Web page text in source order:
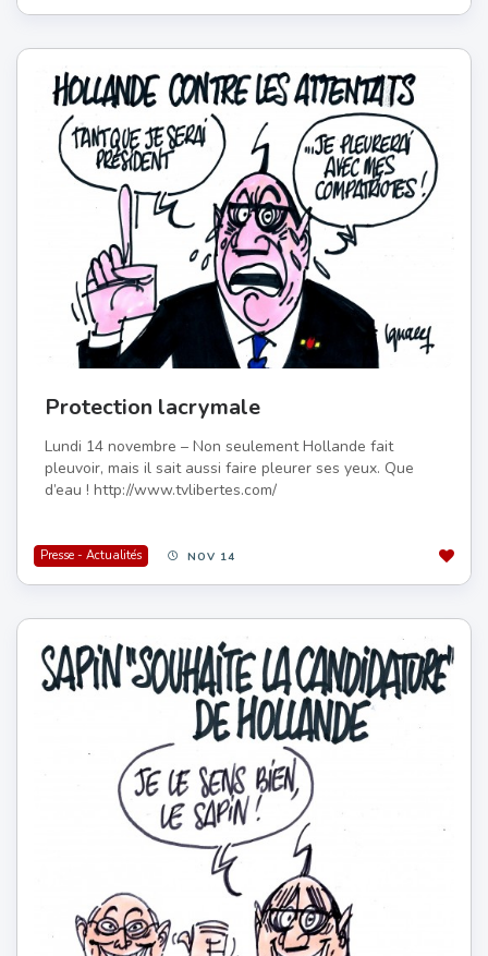
Protection lacrymale
Lundi 14 novembre – Non seulement Hollande fait
pleuvoir, mais il sait aussi faire pleurer ses yeux. Que
d’eau ! http://www.tvlibertes.com/
Presse - Actualités NOV 14